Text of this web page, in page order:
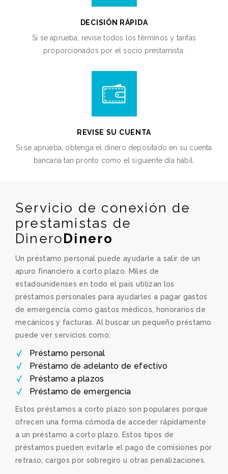
DECISIÓN RÁPIDA
Si se aprueba, revise todos los términos y tarifas
proporcionados por el socio prestamista.
REVISE SU CUENTA
Si se aprueba, obtenga el dinero depositado en su cuenta
bancaria tan pronto como el siguiente día hábil.
Servicio de conexión de
prestamistas de
DineroDinero
Un préstamo personal puede ayudarle a salir de un
apuro financiero a corto plazo. Miles de
estadounidenses en todo el país utilizan los
préstamos personales para ayudarles a pagar gastos
de emergencia como gastos médicos, honorarios de
mecánicos y facturas. Al buscar un pequeño préstamo
puede ver servicios como:
Préstamo personal
Préstamo de adelanto de efectivo
Préstamo a plazos
Préstamo de emergencia
Estos préstamos a corto plazo son populares porque
ofrecen una forma cómoda de acceder rápidamente
a un préstamo a corto plazo. Estos tipos de
préstamos pueden evitarle el pago de comisiones por
retraso, cargos por sobregiro u otras penalizaciones.